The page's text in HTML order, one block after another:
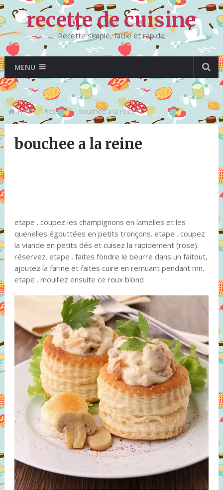
recette de cuisine
Recette simple, facile et rapide
MENU
Home Recettes bouchee a la reine
bouchee a la reine
etape . coupez les champignons en lamelles et les
quenelles égouttées en petits tronçons. etape . coupez
la viande en petits dés et cuisez la rapidement (rose).
réservez. etape . faites fondre le beurre dans un faitout,
ajoutez la farine et faites cuire en remuant pendant mn.
etape . mouillez ensuite ce roux blond